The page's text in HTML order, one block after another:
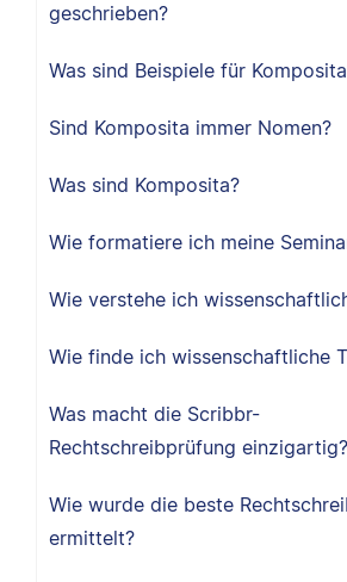
geschrieben?
Was sind Beispiele für
Sind Komposita immer Nomen?
Was sind Komposita?
Wie formatiere ich meine
Wie verstehe ich
Wie finde ich wissenschaftliche
Was macht die Scribbr-
Rechtschreibprüfung einzigartig?
Wie wurde die beste
ermittelt?